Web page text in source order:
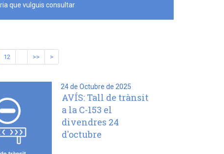
que vulguis consultar
12 >> >
24 de Octubre de 2025
AVÍS: Tall de trànsit
a la C-153 el
divendres 24
d'octubre